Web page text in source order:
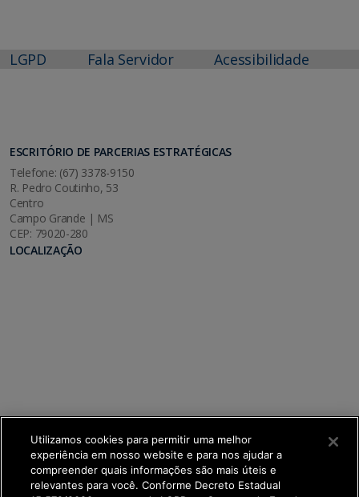
LGPD Fala Servidor Acessibilidade
ESCRITÓRIO DE PARCERIAS ESTRATÉGICAS
Telefone: (67) 3378-9150
R. Pedro Coutinho, 53
Centro
Campo Grande | MS
CEP: 79020-280
LOCALIZAÇÃO
Utilizamos cookies para permitir uma melhor
experiência em nosso website e para nos ajudar a
compreender quais informações são mais úteis e
relevantes para você. Conforme Decreto Estadual